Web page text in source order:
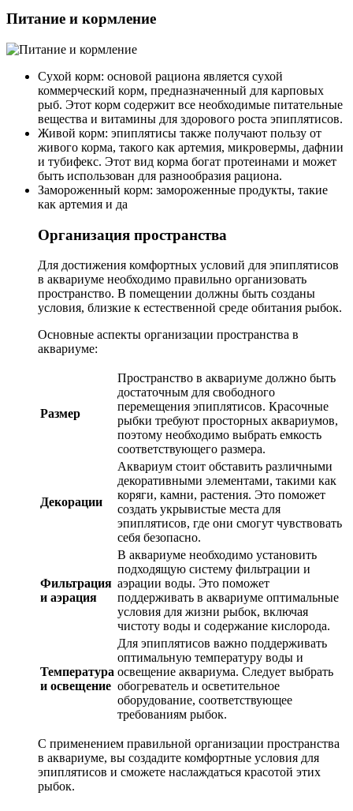
Питание и кормление
Сухой корм: основой рациона является сухой
коммерческий корм, предназначенный для карповых
рыб. Этот корм содержит все необходимые питательные
вещества и витамины для здорового роста эпиплятисов.
Живой корм: эпиплятисы также получают пользу от
живого корма, такого как артемия, микровермы, дафнии
и тубифекс. Этот вид корма богат протеинами и может
быть использован для разнообразия рациона.
Замороженный корм: замороженные продукты, такие
как артемия и да
Организация пространства
Для достижения комфортных условий для эпиплятисов
в аквариуме необходимо правильно организовать
пространство. В помещении должны быть созданы
условия, близкие к естественной среде обитания рыбок.
Основные аспекты организации пространства в
аквариуме:
Размер
Пространство в аквариуме должно быть
достаточным для свободного
перемещения эпиплятисов. Красочные
рыбки требуют просторных аквариумов,
поэтому необходимо выбрать емкость
соответствующего размера.
Декорации
Аквариум стоит обставить различными
декоративными элементами, такими как
коряги, камни, растения. Это поможет
создать укрывистые места для
эпиплятисов, где они смогут чувствовать
себя безопасно.
Фильтрация
и аэрация
В аквариуме необходимо установить
подходящую систему фильтрации и
аэрации воды. Это поможет
поддерживать в аквариуме оптимальные
условия для жизни рыбок, включая
чистоту воды и содержание кислорода.
Температура
и освещение
Для эпиплятисов важно поддерживать
оптимальную температуру воды и
освещение аквариума. Следует выбрать
обогреватель и осветительное
оборудование, соответствующее
требованиям рыбок.
С применением правильной организации пространства
в аквариуме, вы создадите комфортные условия для
эпиплятисов и сможете наслаждаться красотой этих
рыбок.